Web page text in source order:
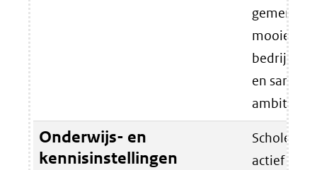
gemene
mooie
en samen
ambities
Onderwijs- en
kennisinstellingen
Scholen,
actief op